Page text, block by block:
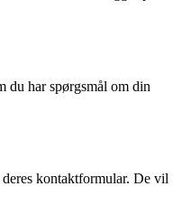
du har spørgsmål om din
kontaktformular. De vil